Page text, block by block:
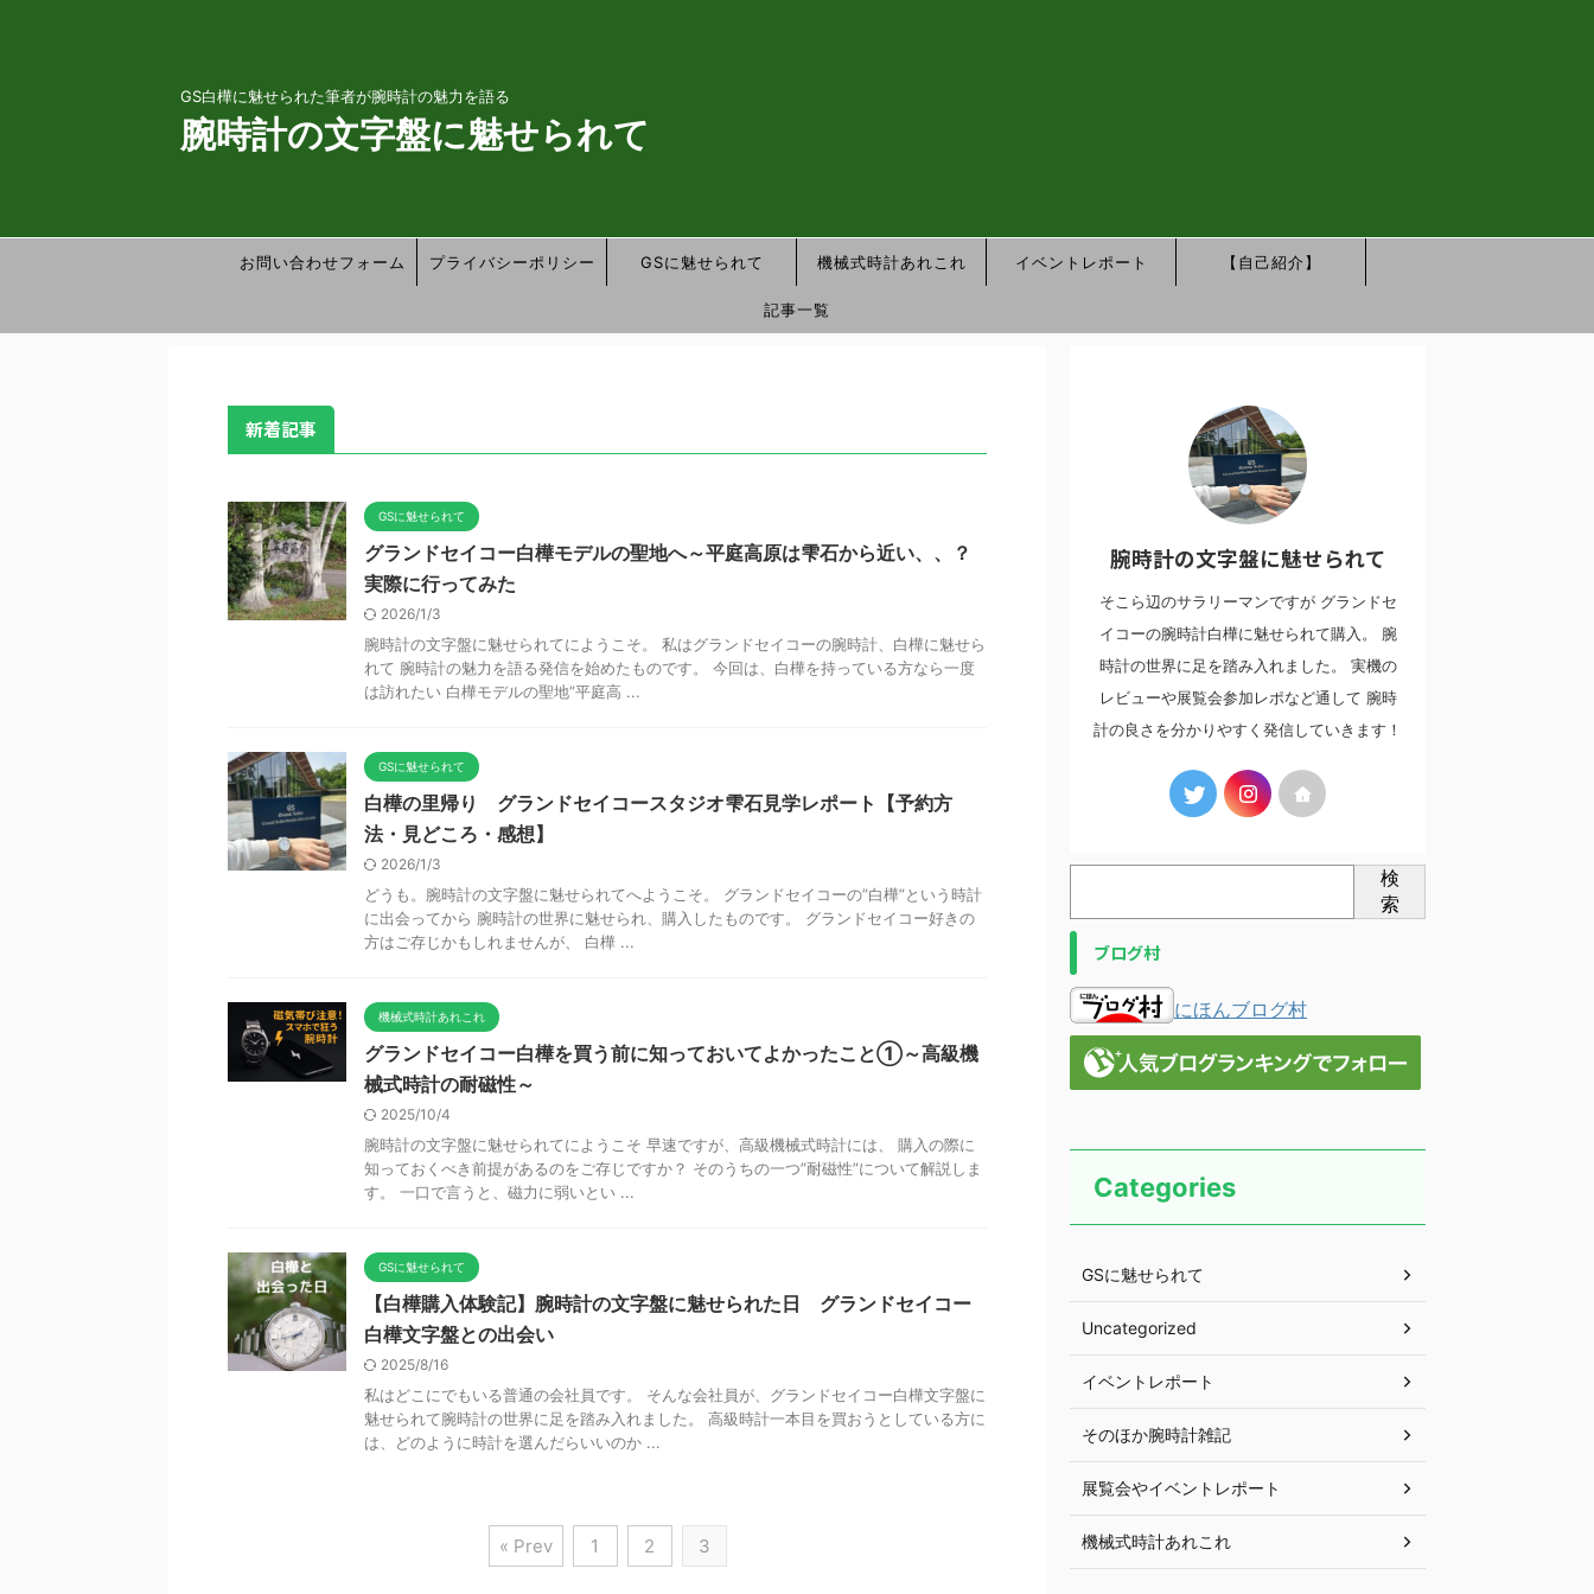
GS白樺に魅せられた筆者が腕時計の魅力を語る
腕時計の文字盤に魅せられて
お問い合わせフォーム プライバシーポリシー GSに魅せられて 機械式時計あれこれ イベントレポート 【自己紹介】
記事一覧
新着記事
GSに魅せられて
グランドセイコー白樺モデルの聖地へ～平庭高原は雫石から近い、、？
実際に行ってみた
2026/1/3
腕時計の文字盤に魅せられてにようこそ。 私はグランドセイコーの腕時計、白樺に魅せら
れて 腕時計の魅力を語る発信を始めたものです。 今回は、白樺を持っている方なら一度
は訪れたい 白樺モデルの聖地”平庭高 ...
GSに魅せられて
白樺の里帰り グランドセイコースタジオ雫石見学レポート【予約方
法・見どころ・感想】
2026/1/3
どうも。腕時計の文字盤に魅せられてへようこそ。 グランドセイコーの”白樺”という時計
に出会ってから 腕時計の世界に魅せられ、購入したものです。 グランドセイコー好きの
方はご存じかもしれませんが、 白樺 ...
機械式時計あれこれ
グランドセイコー白樺を買う前に知っておいてよかったこと①～高級機
械式時計の耐磁性～
2025/10/4
腕時計の文字盤に魅せられてにようこそ 早速ですが、高級機械式時計には、 購入の際に
知っておくべき前提があるのをご存じですか？ そのうちの一つ”耐磁性”について解説しま
す。 一口で言うと、磁力に弱いとい ...
GSに魅せられて
【白樺購入体験記】腕時計の文字盤に魅せられた日 グランドセイコー
白樺文字盤との出会い
2025/8/16
私はどこにでもいる普通の会社員です。 そんな会社員が、グランドセイコー白樺文字盤に
魅せられて腕時計の世界に足を踏み入れました。 高級時計一本目を買おうとしている方に
は、どのように時計を選んだらいいのか ...
« Prev 1 2 3
腕時計の文字盤に魅せられて
そこら辺のサラリーマンですが グランドセ
イコーの腕時計白樺に魅せられて購入。 腕
時計の世界に足を踏み入れました。 実機の
レビューや展覧会参加レポなど通して 腕時
計の良さを分かりやすく発信していきます！
検
索
ブログ村
にほんブログ村
Categories
GSに魅せられて
Uncategorized
イベントレポート
そのほか腕時計雑記
展覧会やイベントレポート
機械式時計あれこれ